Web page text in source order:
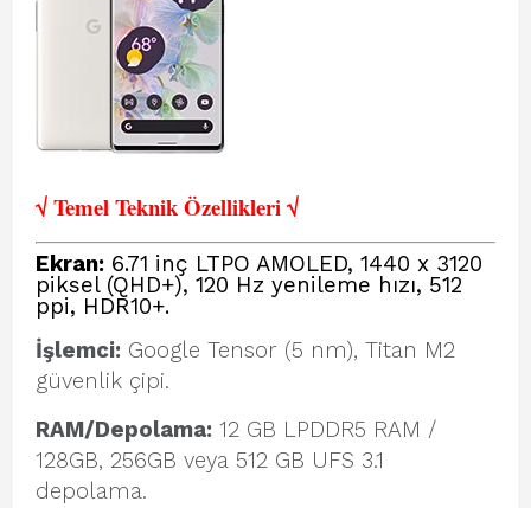
√ Temel Teknik Özellikleri √
Ekran: 6.71 inç LTPO AMOLED, 1440 x 3120
piksel (QHD+), 120 Hz yenileme hızı, 512
ppi, HDR10+.
İşlemci: Google Tensor (5 nm), Titan M2
güvenlik çipi.
RAM/Depolama: 12 GB LPDDR5 RAM /
128GB, 256GB veya 512 GB UFS 3.1
depolama.